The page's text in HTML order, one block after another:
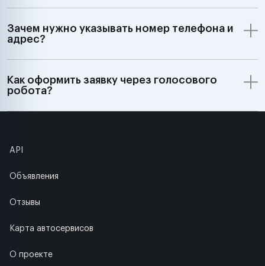
Зачем нужно указывать номер телефона и
адрес?
Как оформить заявку через голосового
робота?
API
Объявления
Отзывы
Карта автосервисов
О проекте